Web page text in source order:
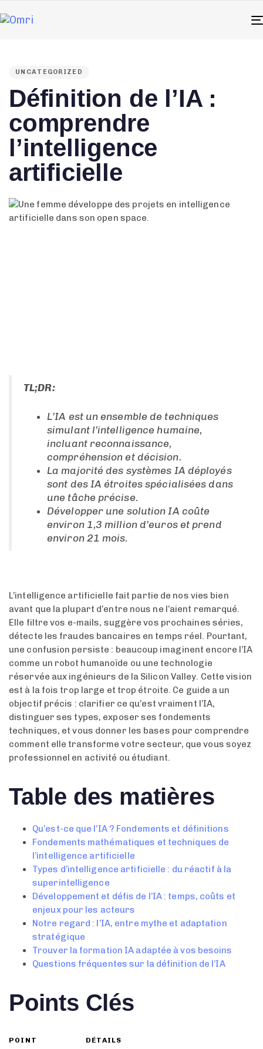
UNCATEGORIZED
Définition de l’IA :
comprendre
l’intelligence
artificielle
TL;DR:
L’IA est un ensemble de techniques
simulant l’intelligence humaine,
incluant reconnaissance,
compréhension et décision.
La majorité des systèmes IA déployés
sont des IA étroites spécialisées dans
une tâche précise.
Développer une solution IA coûte
environ 1,3 million d’euros et prend
environ 21 mois.
L’intelligence artificielle fait partie de nos vies bien
avant que la plupart d’entre nous ne l’aient remarqué.
Elle filtre vos e-mails, suggère vos prochaines séries,
détecte les fraudes bancaires en temps réel. Pourtant,
une confusion persiste : beaucoup imaginent encore l’IA
comme un robot humanoïde ou une technologie
réservée aux ingénieurs de la Silicon Valley. Cette vision
est à la fois trop large et trop étroite. Ce guide a un
objectif précis : clarifier ce qu’est vraiment l’IA,
distinguer ses types, exposer ses fondements
techniques, et vous donner les bases pour comprendre
comment elle transforme votre secteur, que vous soyez
professionnel en activité ou étudiant.
Table des matières
Qu’est-ce que l’IA ? Fondements et définitions
Fondements mathématiques et techniques de
l’intelligence artificielle
Types d’intelligence artificielle : du réactif à la
superintelligence
Développement et défis de l’IA : temps, coûts et
enjeux pour les acteurs
Notre regard : l’IA, entre mythe et adaptation
stratégique
Trouver la formation IA adaptée à vos besoins
Questions fréquentes sur la définition de l’IA
Points Clés
POINT DÉTAILS